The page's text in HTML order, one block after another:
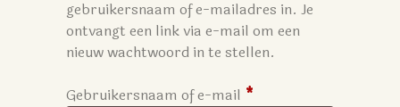
gebruikersnaam of e-mailadres in. Je
ontvangt een link via e-mail om een
nieuw wachtwoord in te stellen.
Gebruikersnaam of e-mail *